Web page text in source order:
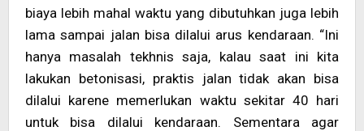
biaya lebih mahal waktu yang dibutuhkan juga lebih
lama sampai jalan bisa dilalui arus kendaraan. “Ini
hanya masalah tekhnis saja, kalau saat ini kita
lakukan betonisasi, praktis jalan tidak akan bisa
dilalui karene memerlukan waktu sekitar 40 hari
untuk bisa dilalui kendaraan. Sementara agar